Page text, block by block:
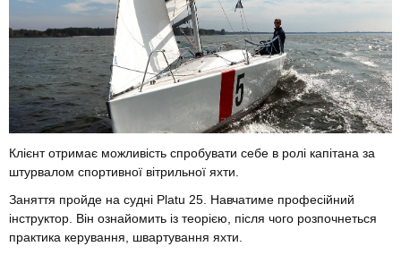
Клієнт отримає можливість спробувати себе в ролі капітана за
штурвалом спортивної вітрильної яхти.
Заняття пройде на судні Platu 25. Навчатиме професійний
інструктор. Він ознайомить із теорією, після чого розпочнеться
практика керування, швартування яхти.